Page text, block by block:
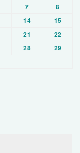
7
8
14
15
21
22
28
29